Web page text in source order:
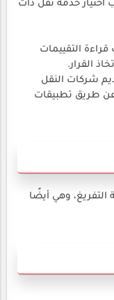
اختيار خدمة نقل ذات
التقييمات
القرار.
شركات النقل
عن طريق تطبيقات
التفريغ، وهي أيضًا